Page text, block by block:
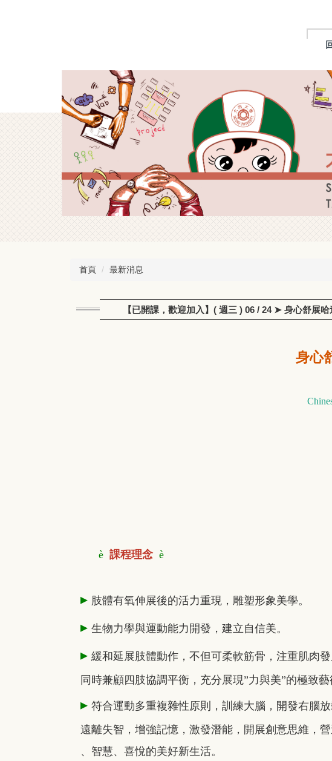
首頁 最新消息
【已開課，歡迎加入】( 週三 ) 06 / 24 ➤ 身心舒展
身心
è 課程理念 è
▸ 肢體有氧伸展後的活力重現，雕塑形象美學。
▸ 生物力學與運動能力開發，建立自信美。
▸ 緩和延展肢體動作，不但可柔軟筋骨，注重肌肉發
同時兼顧四肢協調平衡，充分展現”力與美”的極致藝
▸ 符合運動多重複雜性原則，訓練大腦，開發右腦放
遠離失智，增強記憶，激發潛能，開展創意思維，
、智慧、喜悅的美好新生活。